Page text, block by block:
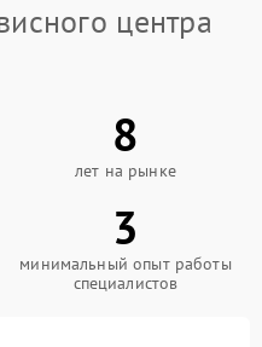
центра
8
лет на рынке
3
минимальный опыт работы
специалистов